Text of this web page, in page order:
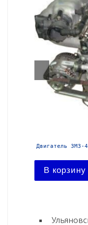
Двигатель
В корзину